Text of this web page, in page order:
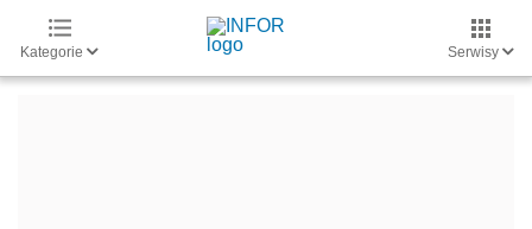
Kategorie Serwisy